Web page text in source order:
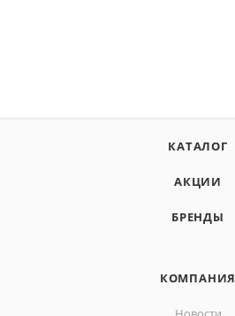
КАТАЛОГ
АКЦИИ
БРЕНДЫ
КОМПАНИЯ